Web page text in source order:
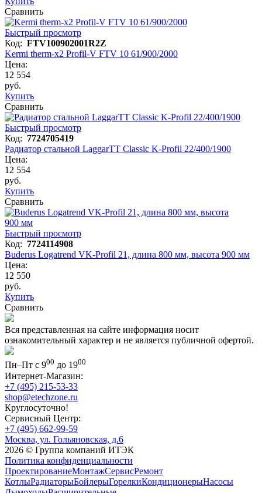
Сравнить
Быстрый просмотр
Код: FTV100902001R2Z
Kermi therm-x2 Profil-V FTV 10 61/900/2000
Цена:
12 554
руб.
Купить
Сравнить
Быстрый просмотр
Код: 7724705419
Радиатор стальной LaggarTT Classic K-Profil 22/400/1900
Цена:
12 554
руб.
Купить
Сравнить
Быстрый просмотр
Код: 7724114908
Buderus Logatrend VK-Profil 21, длина 800 мм, высота 900 мм
Цена:
12 550
руб.
Купить
Сравнить
Вся представленная на сайте информация носит
ознакомительный характер и не является публичной офертой.
Пн–Пт с 900 до 1900
Интернет-Магазин:
+7 (495) 215-53-33
shop@etechzone.ru
Круглосуточно!
Сервисный Центр:
+7 (495) 662-99-59
Москва, ул. Гольяновская, д.6
2026 © Группа компаний ИТЭК
Политика конфиденциальности
ПроектированиеМонтажСервисРемонт
КотлыРадиаторыБойлерыГорелкиКондиционерыНасосы